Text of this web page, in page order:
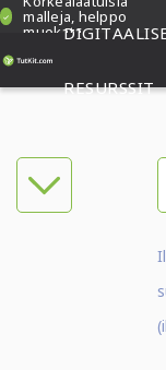
malleja, helppo
muokata
RESURSSIT